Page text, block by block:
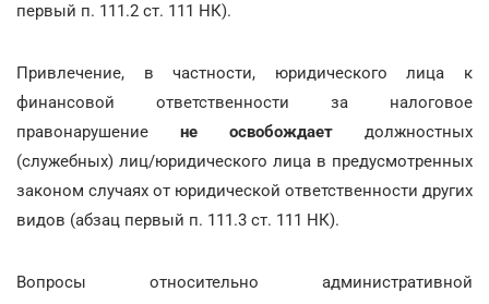
первый п. 111.2 ст. 111 НК).
Привлечение, в частности, юридического лица к
финансовой ответственности за налоговое
правонарушение не освобождает должностных
(служебных) лиц/юридического лица в предусмотренных
законом случаях от юридической ответственности других
видов (абзац первый п. 111.3 ст. 111 НК).
Вопросы относительно административной